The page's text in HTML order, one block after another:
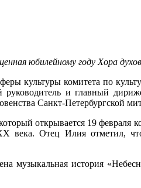
юбилейному году Хора
культуры комитета по
и главный
Санкт-Петербургской
открывается 19 февраля
века. Отец Илия отметил,
музыкальная история